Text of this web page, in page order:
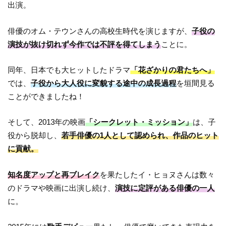
出演。
俳優のオム・テウンさんの高校生時代を演じますが、子役の
演技が抜け切れず今作では不評を得てしまうことに。
同年、日本でも大ヒットしたドラマ「花ざかりの君たちへ」
では、子役から大人役に変貌する途中の成長過程を垣間見る
ことができましたね！
そして、2013年の映画「シークレット・ミッション」は、子
役から脱却し、若手俳優の1人として認められ、作品のヒット
に貢献。
知名度アップと再ブレイクを果たしたイ・ヒョヌさんは数々
のドラマや映画に出演し続け、演技に定評がある俳優の一人
に。